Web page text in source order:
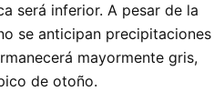
será inferior. A pesar de la
se anticipan precipitaciones
mayormente gris,
de otoño.